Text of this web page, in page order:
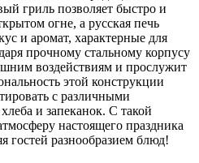
гриль позволяет быстро и
огне, а русская печь
и аромат, характерные для
прочному стальному корпусу
воздействиям и прослужит
этой конструкции
с различными
и запеканок. С такой
настоящего праздника
гостей разнообразием блюд!